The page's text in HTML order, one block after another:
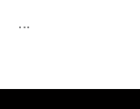
...